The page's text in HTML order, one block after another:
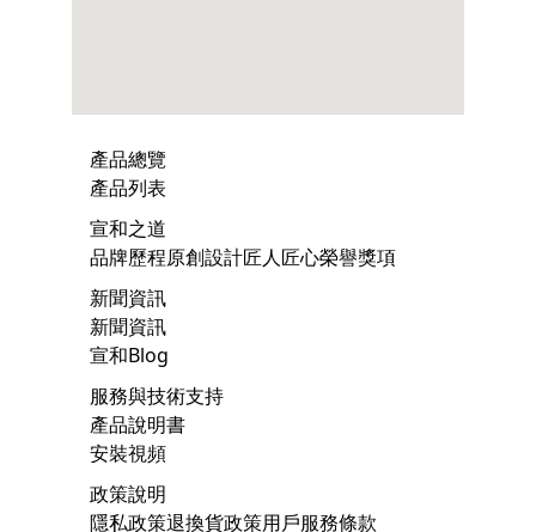
產品總覽
產品列表
宣和之道
品牌歷程原創設計匠人匠心榮譽獎項
新聞資訊
新聞資訊
宣和Blog
服務與技術支持
產品說明書
安裝視頻
政策說明
隱私政策退換貨政策用戶服務條款